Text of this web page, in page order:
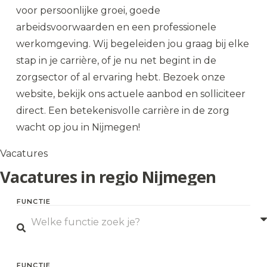
voor persoonlijke groei, goede
arbeidsvoorwaarden en een professionele
werkomgeving. Wij begeleiden jou graag bij elke
stap in je carrière, of je nu net begint in de
zorgsector of al ervaring hebt. Bezoek onze
website, bekijk ons actuele aanbod en solliciteer
direct. Een betekenisvolle carrière in de zorg
wacht op jou in Nijmegen!
Vacatures
Vacatures in regio Nijmegen